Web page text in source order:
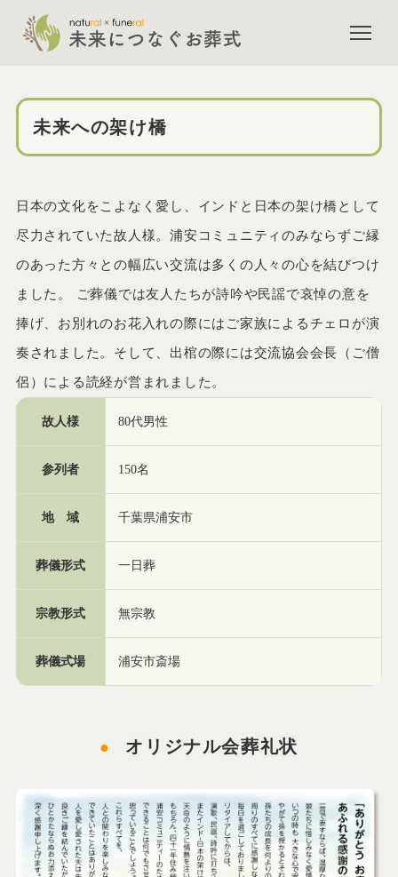
浦安市斎場でのご葬儀（一
未来への架け橋
日本の文化をこよなく愛し、インドと日本の架け橋として
尽力されていた故人様。浦安コミュニティのみならずご縁
のあった方々との幅広い交流は多くの人々の心を結びつけ
ました。 ご葬儀では友人たちが詩吟や民謡で哀悼の意を
捧げ、お別れのお花入れの際にはご家族によるチェロが演
奏されました。そして、出棺の際には交流協会会長（ご僧
侶）による読経が営まれました。
故人様 80代男性
参列者 150名
地 域 千葉県浦安市
葬儀形式 一日葬
宗教形式 無宗教
葬儀式場 浦安市斎場
オリジナル会葬礼状